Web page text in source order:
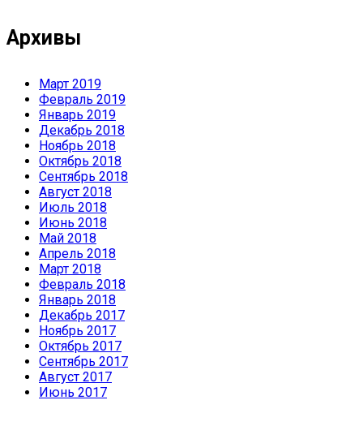
Архивы
Март 2019
Февраль 2019
Январь 2019
Декабрь 2018
Ноябрь 2018
Октябрь 2018
Сентябрь 2018
Август 2018
Июль 2018
Июнь 2018
Май 2018
Апрель 2018
Март 2018
Февраль 2018
Январь 2018
Декабрь 2017
Ноябрь 2017
Октябрь 2017
Сентябрь 2017
Август 2017
Июнь 2017